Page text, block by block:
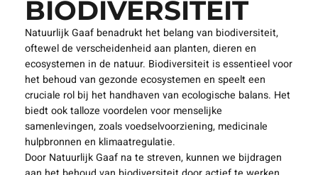
BIODIVERSITEIT
Natuurlijk Gaaf benadrukt het belang van biodiversiteit,
oftewel de verscheidenheid aan planten, dieren en
ecosystemen in de natuur. Biodiversiteit is essentieel voor
het behoud van gezonde ecosystemen en speelt een
cruciale rol bij het handhaven van ecologische balans. Het
biedt ook talloze voordelen voor menselijke
samenlevingen, zoals voedselvoorziening, medicinale
hulpbronnen en klimaatregulatie.
Door Natuurlijk Gaaf na te streven, kunnen we bijdragen